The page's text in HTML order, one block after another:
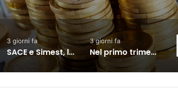
positivi
3 giorni fa 3 ore fa
Istat, produzione industriale in calo dell’1% a giugno